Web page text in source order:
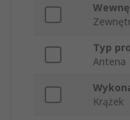
Typ
Antena
Krążek